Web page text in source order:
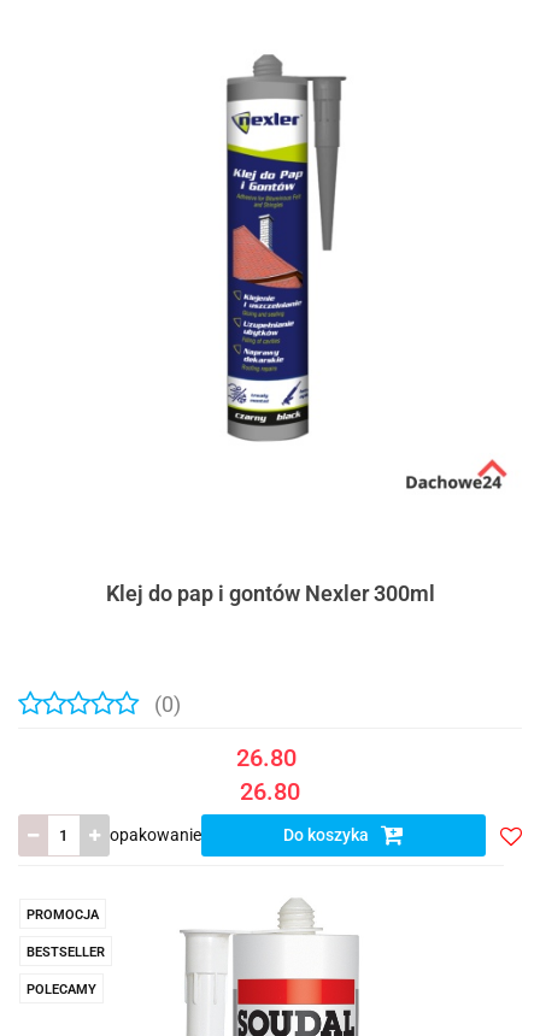
Klej do pap i gontów Nexler 300ml
(0)
26.80
26.80
opakowanie Do koszyka
PROMOCJA
BESTSELLER
POLECAMY